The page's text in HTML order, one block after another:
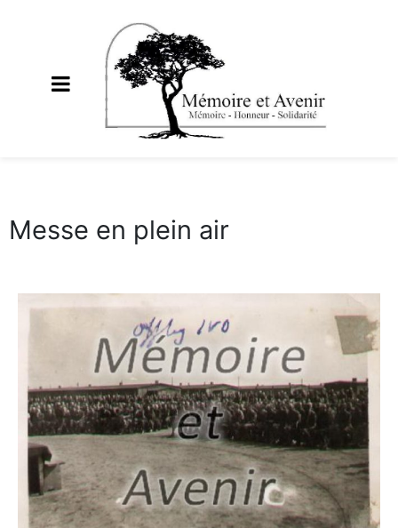
Messe en plein air